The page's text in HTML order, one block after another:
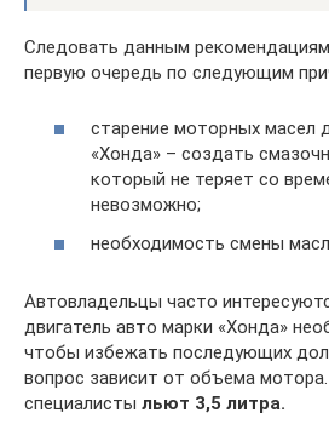
Следовать данным
первую очередь по следующим
старение моторных масел
«Хонда» – создать
который не теряет со
невозможно;
необходимость смены
Автовладельцы часто
двигатель авто марки «Хонда»
чтобы избежать последующих
вопрос зависит от объема
специалисты льют 3,5 литра.